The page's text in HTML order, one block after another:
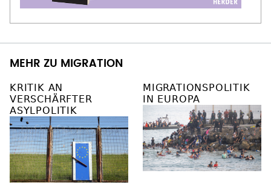
MEHR ZU MIGRATION
KRITIK AN
VERSCHÄRFTER
ASYLPOLITIK
MIGRATIONSPOLITIK
IN EUROPA